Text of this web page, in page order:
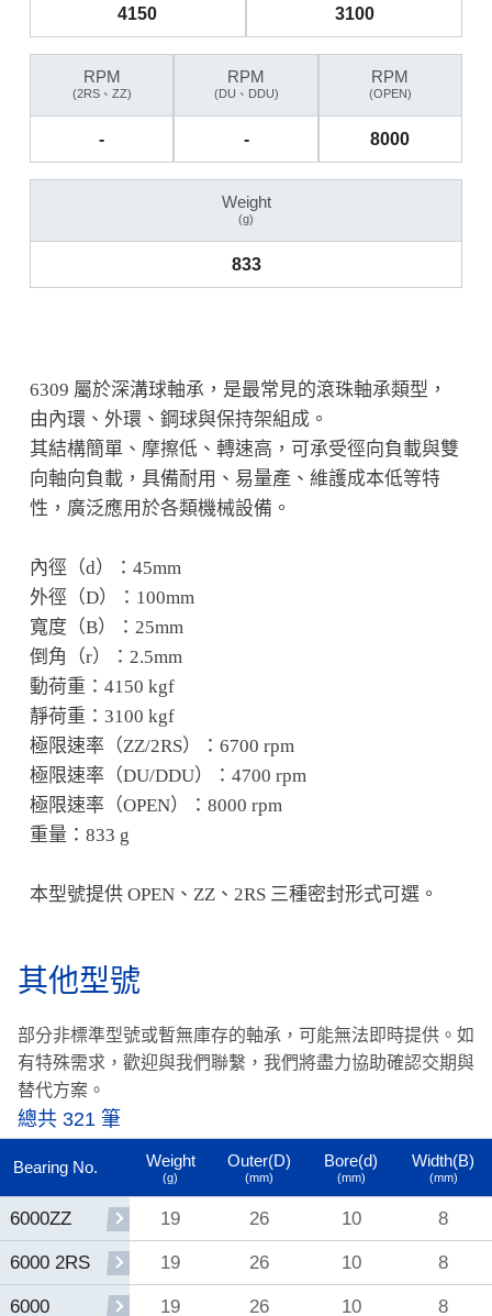
4150 3100
RPM
(2RS、ZZ)
-
RPM
(DU、DDU)
-
RPM
(OPEN)
8000
Weight
(g)
833
6309 屬於深溝球軸承，是最常見的滾珠軸承類型，
由內環、外環、鋼球與保持架組成。
其結構簡單、摩擦低、轉速高，可承受徑向負載與雙
向軸向負載，具備耐用、易量產、維護成本低等特
性，廣泛應用於各類機械設備。
內徑（d）：45mm
外徑（D）：100mm
寬度（B）：25mm
倒角（r）：2.5mm
動荷重：4150 kgf
靜荷重：3100 kgf
極限速率（ZZ/2RS）：6700 rpm
極限速率（DU/DDU）：4700 rpm
極限速率（OPEN）：8000 rpm
重量：833 g
本型號提供 OPEN、ZZ、2RS 三種密封形式可選。
其他型號
部分非標準型號或暫無庫存的軸承，可能無法即時提供。 如
有特殊需求，歡迎與我們聯繫，我們將盡力協助確認交期與
替代方案。
總共 321 筆
Bearing No. Weight
(g)
Outer(D)
(mm)
Bore(d)
(mm)
Width(B)
(mm)
6000ZZ 19 26 10 8
6000 2RS 19 26 10 8
6000 19 26 10 8